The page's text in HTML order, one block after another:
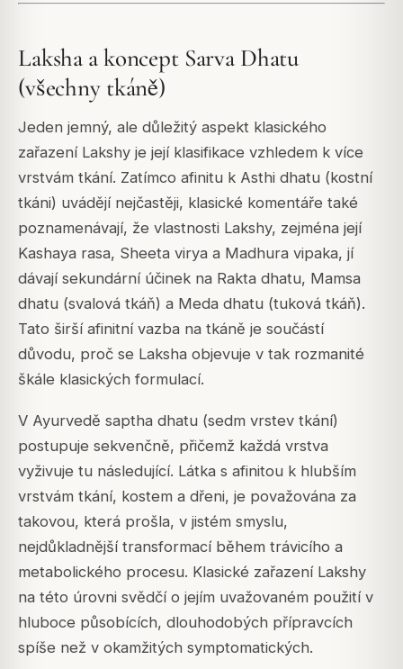
Laksha a koncept Sarva Dhatu
(všechny tkáně)
Jeden jemný, ale důležitý aspekt klasického
zařazení Lakshy je její klasifikace vzhledem k více
vrstvám tkání. Zatímco afinitu k Asthi dhatu (kostní
tkáni) uvádějí nejčastěji, klasické komentáře také
poznamenávají, že vlastnosti Lakshy, zejména její
Kashaya rasa, Sheeta virya a Madhura vipaka, jí
dávají sekundární účinek na Rakta dhatu, Mamsa
dhatu (svalová tkáň) a Meda dhatu (tuková tkáň).
Tato širší afinitní vazba na tkáně je součástí
důvodu, proč se Laksha objevuje v tak rozmanité
škále klasických formulací.
V Ayurvedě saptha dhatu (sedm vrstev tkání)
postupuje sekvenčně, přičemž každá vrstva
vyživuje tu následující. Látka s afinitou k hlubším
vrstvám tkání, kostem a dřeni, je považována za
takovou, která prošla, v jistém smyslu,
nejdůkladnější transformací během trávicího a
metabolického procesu. Klasické zařazení Lakshy
na této úrovni svědčí o jejím uvažovaném použití v
hluboce působících, dlouhodobých přípravcích
spíše než v okamžitých symptomatických.